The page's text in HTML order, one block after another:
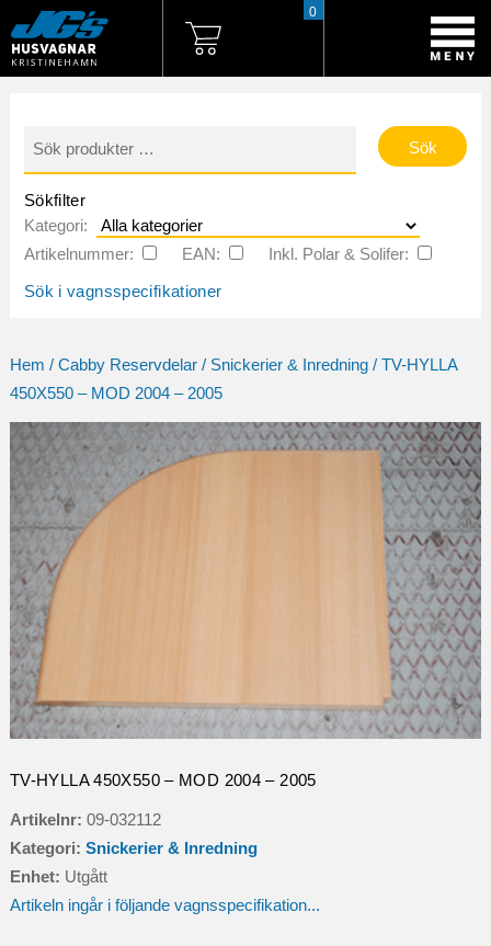
0
efter:
Sökfilter
Kategori:
Artikelnummer:
EAN:
Inkl. Polar & Solifer:
Sök i vagnsspecifikationer
Hem / Cabby Reservdelar/ Snickerier & Inredning/ TV-HYLLA
450X550 – MOD 2004 – 2005
TV-HYLLA 450X550 – MOD 2004 – 2005
Artikelnr: 09-032112
Kategori: Snickerier & Inredning
Enhet: Utgått
Artikeln ingår i följande vagnsspecifikation...